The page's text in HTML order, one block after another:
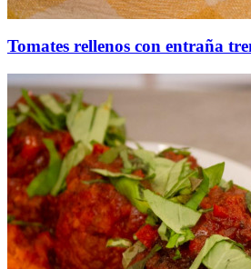
Tomates rellenos con entraña